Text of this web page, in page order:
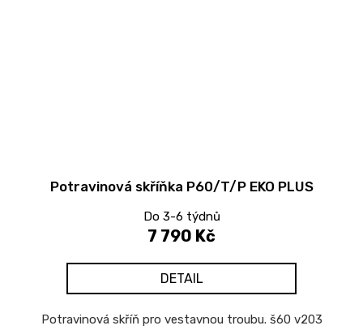
Potravinová skříňka P60/T/P EKO PLUS
Do 3-6 týdnů
7 790 Kč
DETAIL
Potravinová skříň pro vestavnou troubu. š60 v203